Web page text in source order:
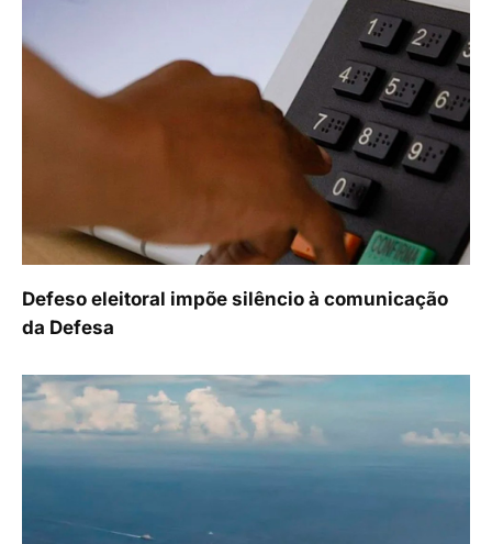
Defeso eleitoral impõe silêncio à comunicação
da Defesa